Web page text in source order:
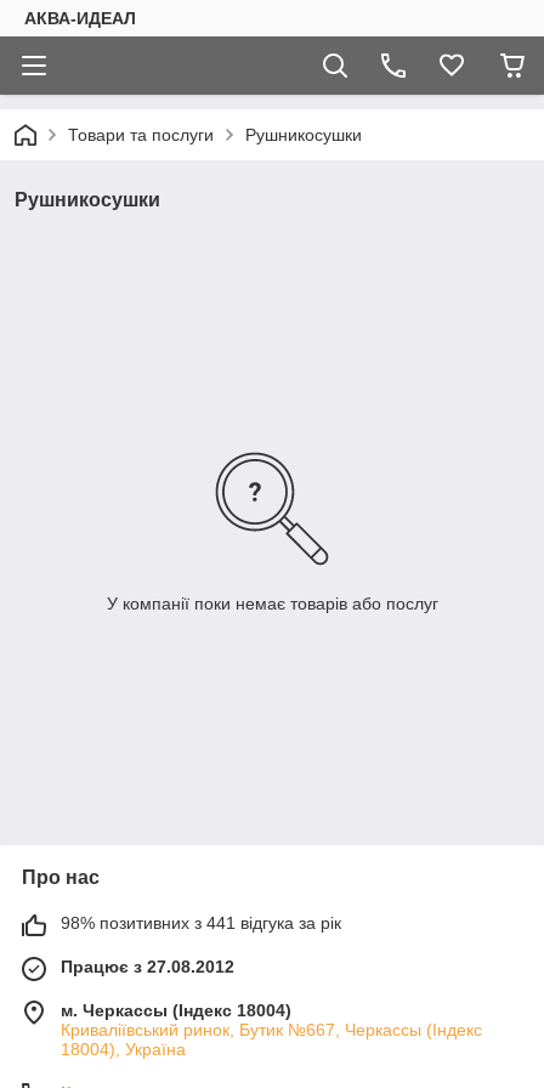
АКВА-ИДЕАЛ
Товари та послуги Рушникосушки
Рушникосушки
У компанії поки немає товарів або послуг
Про нас
98% позитивних з 441 відгука за рік
Працює з 27.08.2012
м. Черкассы (Індекс 18004)
Криваліївський ринок, Бутик №667, Черкассы (Індекс
18004), Україна